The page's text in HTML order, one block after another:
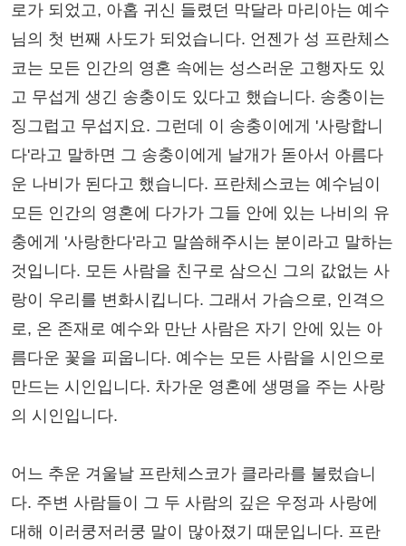
로가 되었고, 아홉 귀신 들렸던 막달라 마리아는 예수
님의 첫 번째 사도가 되었습니다. 언젠가 성 프란체스
코는 모든 인간의 영혼 속에는 성스러운 고행자도 있
고 무섭게 생긴 송충이도 있다고 했습니다. 송충이는
징그럽고 무섭지요. 그런데 이 송충이에게 '사랑합니
다'라고 말하면 그 송충이에게 날개가 돋아서 아름다
운 나비가 된다고 했습니다. 프란체스코는 예수님이
모든 인간의 영혼에 다가가 그들 안에 있는 나비의 유
충에게 '사랑한다'라고 말씀해주시는 분이라고 말하는
것입니다. 모든 사람을 친구로 삼으신 그의 값없는 사
랑이 우리를 변화시킵니다. 그래서 가슴으로, 인격으
로, 온 존재로 예수와 만난 사람은 자기 안에 있는 아
름다운 꽃을 피웁니다. 예수는 모든 사람을 시인으로
만드는 시인입니다. 차가운 영혼에 생명을 주는 사랑
의 시인입니다.
어느 추운 겨울날 프란체스코가 클라라를 불렀습니
다. 주변 사람들이 그 두 사람의 깊은 우정과 사랑에
대해 이러쿵저러쿵 말이 많아졌기 때문입니다. 프란